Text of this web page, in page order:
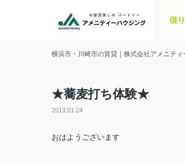
借
横浜市・川崎市の賃貸｜株式会社アメニティ
★蕎麦打ち体験★
2013.01.24
おはようございます